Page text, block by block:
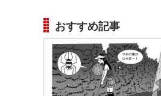
おすすめ記事